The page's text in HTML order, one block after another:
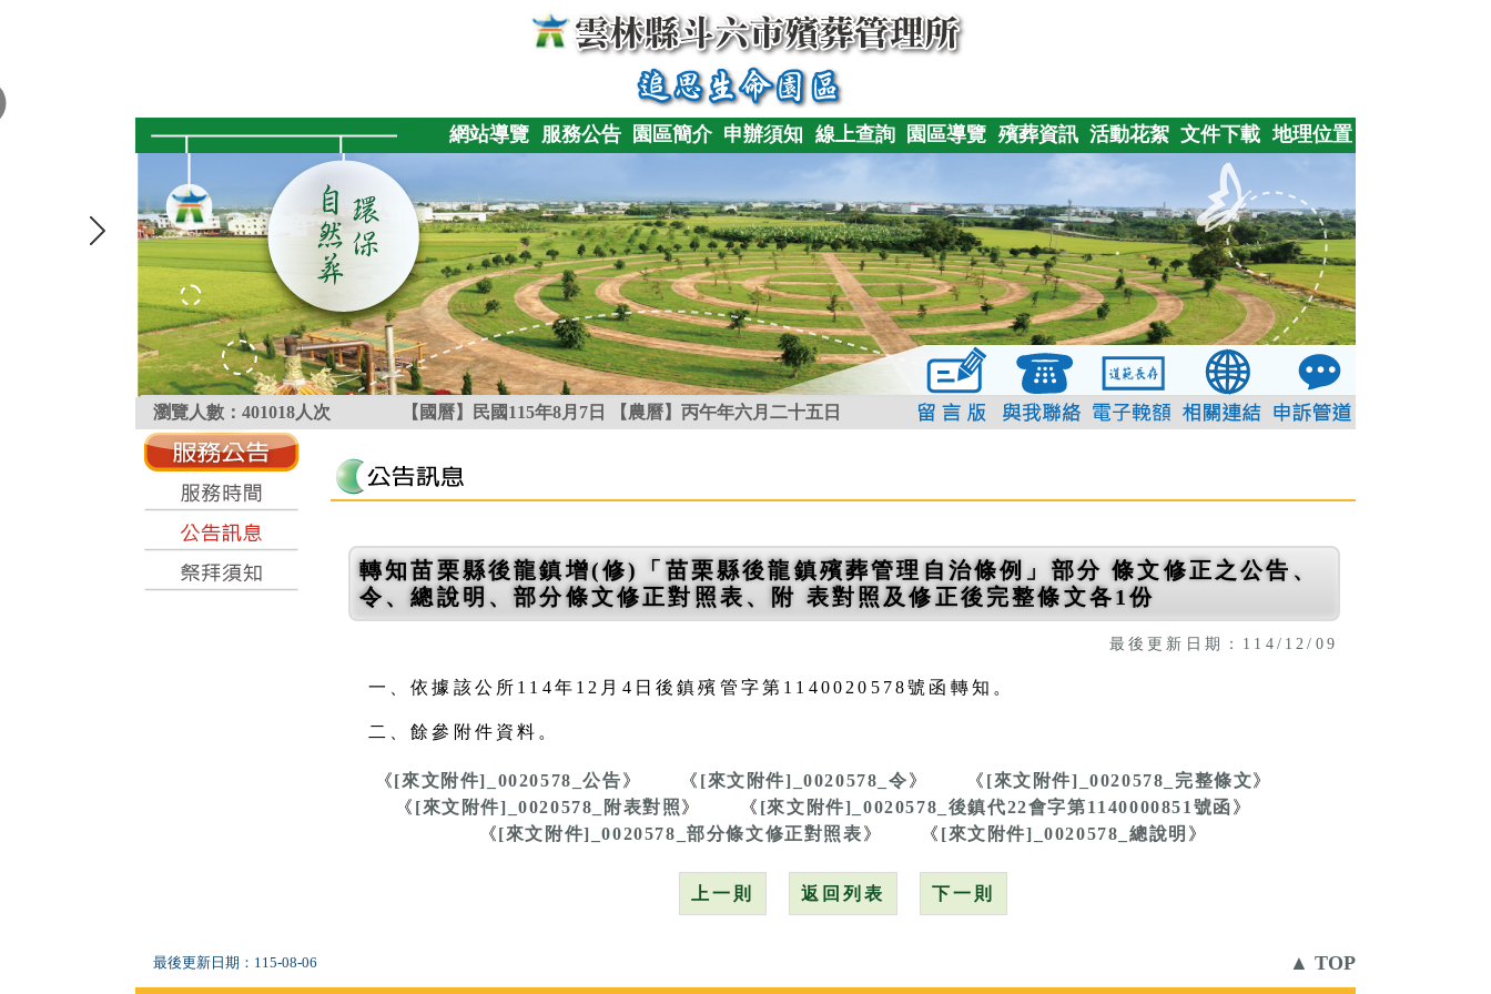
網站導覽 服務公告 園區簡介 申辦須知 線上查詢 園區導覽 殯葬資訊 活動花絮 文件下載 地理位置
瀏覽人數： 401018人次 【國曆】民國115年8月7日 【農曆】丙午年六月二十五日
轉知苗栗縣後龍鎮增(修)「苗栗縣後龍鎮殯葬管理自治條例」部分 條文修正之公告、
令、總說明、部分條文修正對照表、附 表對照及修正後完整條文各1份
最後更新日期：114/12/09
一、依據該公所114年12月4日後鎮殯管字第1140020578號函轉知。
二、餘參附件資料。
《[來文附件]_0020578_公告》 《 [來文附件]_0020578_令》 《 [來文附件]_0020578_完整條文》
《 [來文附件]_0020578_附表對照》 《 [來文附件]_0020578_後鎮代22會字第1140000851號函》
《[來文附件]_0020578_部分條文修正對照表》 《 [來文附件]_0020578_總說明 》
上一則 返回列表 下一則
最後更新日期： 115-08-06 ▲ TOP